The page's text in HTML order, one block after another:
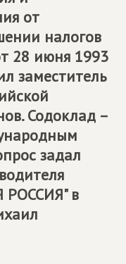
от
налогов
28 июня 1993
заместитель
Содоклад –
задал
РОССИЯ" в